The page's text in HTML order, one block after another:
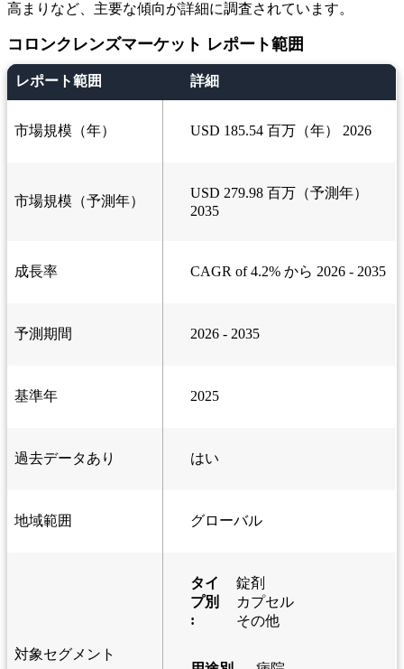
高まりなど、主要な傾向が詳細に調査されています。
コロンクレンズマーケット レポート範囲
レポート範囲 詳細
市場規模（年） USD 185.54 百万（年） 2026
市場規模（予測年）
USD 279.98 百万（予測年）
2035
成長率 CAGR of 4.2% から 2026 - 2035
予測期間 2026 - 2035
基準年 2025
過去データあり はい
地域範囲 グローバル
対象セグメント
タイ
プ別
:
錠剤
カプセル
その他